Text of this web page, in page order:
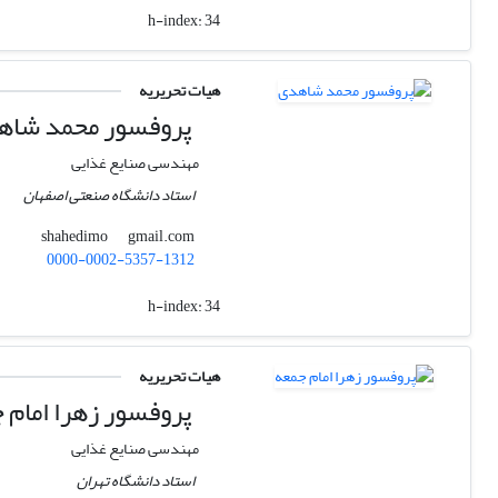
h-index:34
هیات تحریریه
پروفسور محمد
مهندسی صنایع غذایی
استاد دانشگاه صنعتی اصفهان
shahedimo
gmail.com
0000-0002-5357-1312
h-index:34
هیات تحریریه
پروفسور زهرا
مهندسی صنایع غذایی
استاد دانشگاه تهران